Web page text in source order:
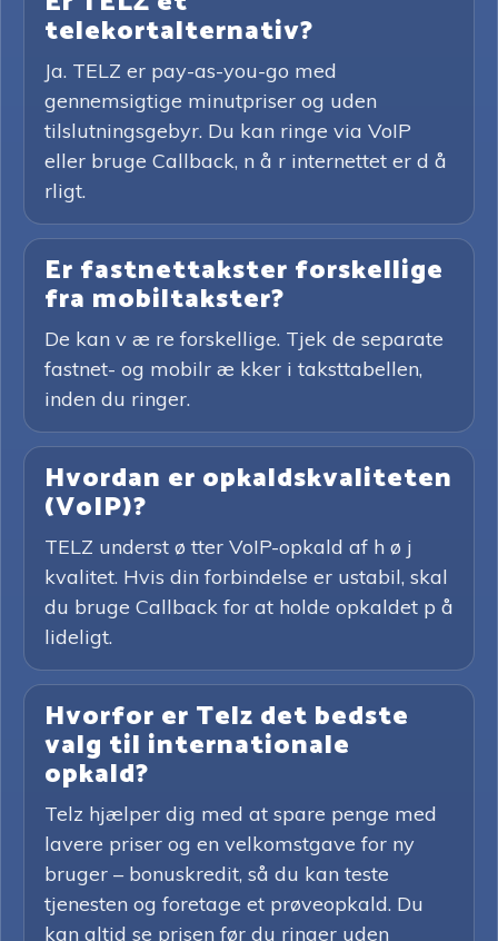
telekortalternativ?
Ja. TELZ er pay-as-you-go med
gennemsigtige minutpriser og uden
tilslutningsgebyr. Du kan ringe via VoIP
eller bruge Callback, n å r internettet er d å
rligt.
Er fastnettakster forskellige
fra mobiltakster?
De kan v æ re forskellige. Tjek de separate
fastnet- og mobilr æ kker i taksttabellen,
inden du ringer.
Hvordan er opkaldskvaliteten
(VoIP)?
TELZ underst ø tter VoIP-opkald af h ø j
kvalitet. Hvis din forbindelse er ustabil, skal
du bruge Callback for at holde opkaldet p å
lideligt.
Hvorfor er Telz det bedste
valg til internationale
opkald?
Telz hjælper dig med at spare penge med
lavere priser og en velkomstgave for ny
bruger – bonuskredit, så du kan teste
tjenesten og foretage et prøveopkald. Du
kan altid se prisen før du ringer uden